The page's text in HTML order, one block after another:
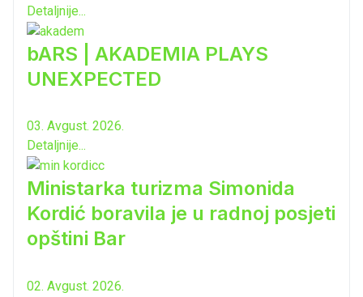
Detaljnije...
bARS | AKADEMIA PLAYS
UNEXPECTED
03. Avgust. 2026.
Detaljnije...
Ministarka turizma Simonida
Kordić boravila je u radnoj posjeti
opštini Bar
02. Avgust. 2026.